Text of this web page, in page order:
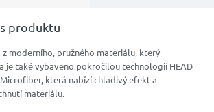
produktu
moderního, pružného materiálu, který
je také vybaveno pokročilou technologií HEAD
která nabízí chladivý efekt a
materiálu.